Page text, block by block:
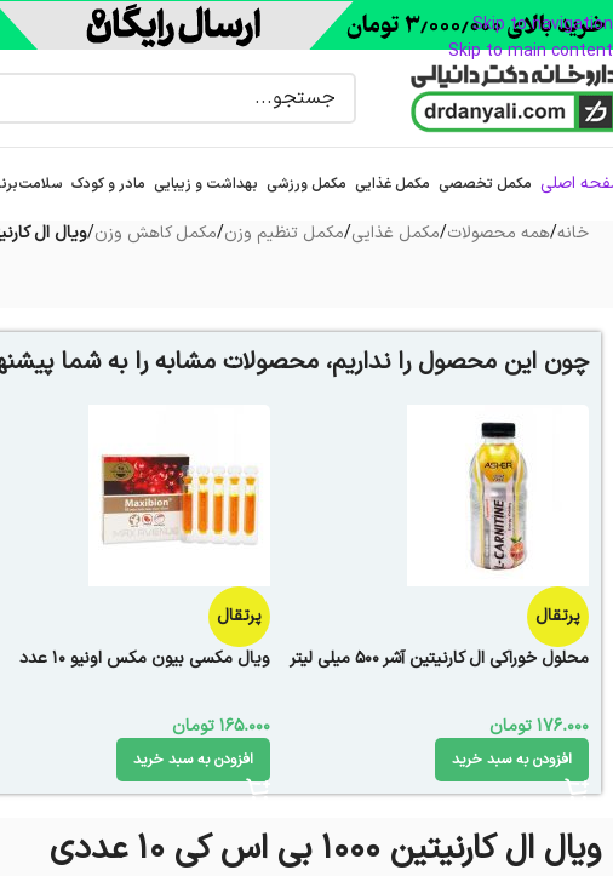
Skip to navigation
Skip to main content
اصلی مکمل تخصصی مکمل غذایی مکمل ورزشی بهداشت و زیبایی مادر و کودک سلامت
خانه/همه محصولات/مکمل غذایی/مکمل تنظیم وزن/مکمل کاهش وزن/ویال ال کارنیتین 1000 بی اس
چون این محصول را نداریم، محصولات مشابه را به شما
پرتقال
محلول خوراکی ال کارنیتین آشر 500 میلی لیتر
176.000تومان
افزودن به سبد خرید
پرتقال
ویال مکسی بیون مکس اونیو 10 عدد
165.000 تومان
افزودن به سبد خرید
ویال ال کارنیتین 1000 بی اس کی 10 عددی